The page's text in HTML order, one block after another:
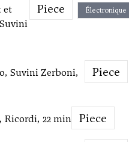
et
Piece Électronique
Suvini Zerboni,
Piece
Ricordi, 22 min Piece